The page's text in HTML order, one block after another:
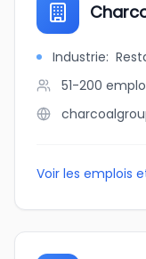
Industrie:
51-200
Voir les emplois